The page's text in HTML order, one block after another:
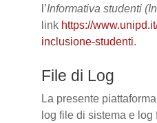
l’Informativa studenti
link https://
inclusione-studenti.
File di Log
La presente
log file di sistema e